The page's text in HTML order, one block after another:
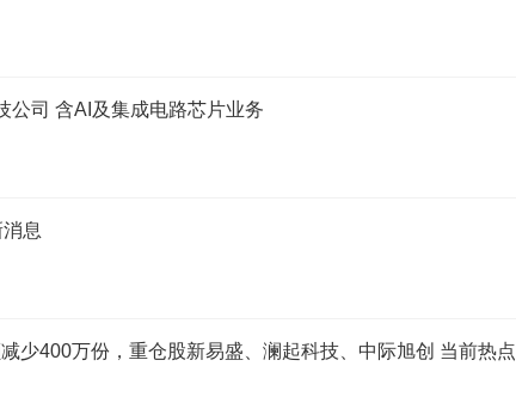
公司 含AI及集成电路芯片业务
息
少400万份，重仓股新易盛、澜起科技、中际旭创 当前热点